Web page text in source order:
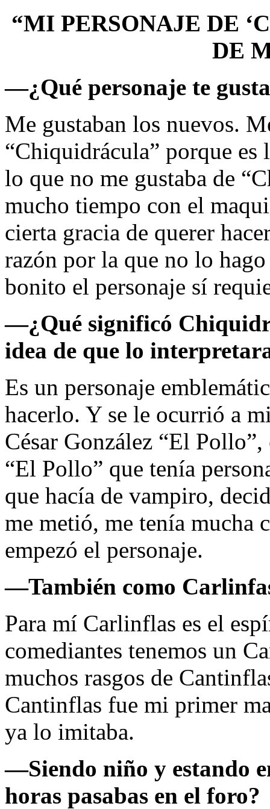
“MI PERSONAJE DE
DE
—¿Qué personaje te
Me gustaban los nuevos.
“Chiquidrácula” porque
lo que no me gustaba de
mucho tiempo con el
cierta gracia de querer
razón por la que no lo
bonito el personaje sí
—¿Qué significó
idea de que lo
Es un personaje
hacerlo. Y se le ocurrió a
César González “El
“El Pollo” que tenía
que hacía de vampiro,
me metió, me tenía mucha
empezó el personaje.
—También como
Para mí Carlinflas es el
comediantes tenemos un
muchos rasgos de
Cantinflas fue mi primer
ya lo imitaba.
—Siendo niño y estando
horas pasabas en el foro?